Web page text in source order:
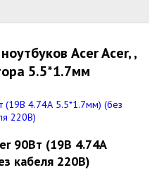
Acer Acer, ,
5.5*1.7мм
90Вт (19В 4.74А
кабеля 220В)